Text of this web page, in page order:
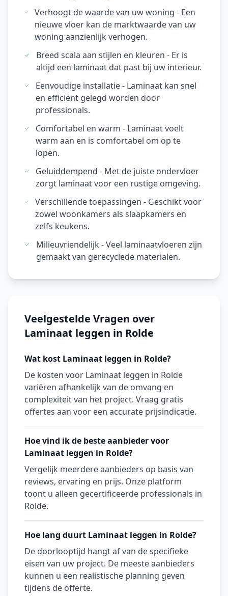
Verhoogt de waarde van uw woning - Een
nieuwe vloer kan de marktwaarde van uw
woning aanzienlijk verhogen.
Breed scala aan stijlen en kleuren - Er is
altijd een laminaat dat past bij uw interieur.
Eenvoudige installatie - Laminaat kan snel
en efficiënt gelegd worden door
professionals.
Comfortabel en warm - Laminaat voelt
warm aan en is comfortabel om op te
lopen.
Geluiddempend - Met de juiste ondervloer
zorgt laminaat voor een rustige omgeving.
Verschillende toepassingen - Geschikt voor
zowel woonkamers als slaapkamers en
zelfs keukens.
Milieuvriendelijk - Veel laminaatvloeren zijn
gemaakt van gerecyclede materialen.
Veelgestelde Vragen over
Laminaat leggen in Rolde
Wat kost Laminaat leggen in Rolde?
De kosten voor Laminaat leggen in Rolde
variëren afhankelijk van de omvang en
complexiteit van het project. Vraag gratis
offertes aan voor een accurate prijsindicatie.
Hoe vind ik de beste aanbieder voor
Laminaat leggen in Rolde?
Vergelijk meerdere aanbieders op basis van
reviews, ervaring en prijs. Onze platform
toont u alleen gecertificeerde professionals in
Rolde.
Hoe lang duurt Laminaat leggen in Rolde?
De doorlooptijd hangt af van de specifieke
eisen van uw project. De meeste aanbieders
kunnen u een realistische planning geven
tijdens de offerte.